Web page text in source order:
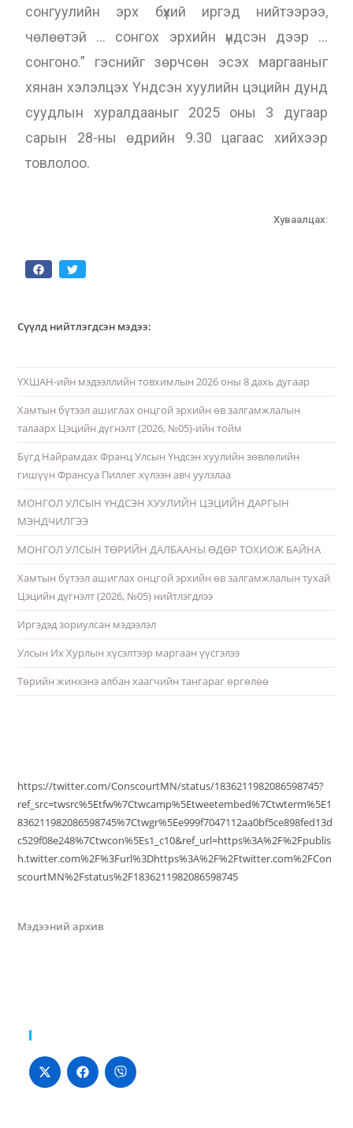
сонгуулийн эрх бүхий иргэд нийтээрээ,
чөлөөтэй … сонгох эрхийн үндсэн дээр …
сонгоно.” гэснийг зөрчсөн эсэх маргааныг
хянан хэлэлцэх Үндсэн хуулийн цэцийн дунд
суудлын хуралдааныг 2025 оны 3 дугаар
сарын 28-ны өдрийн 9.30 цагаас хийхээр
товлолоо.
Хуваалцах:
Сүүлд нийтлэгдсэн мэдээ:
ҮХШАН-ийн мэдээллийн товхимлын 2026 оны 8 дахь дугаар
Хамтын бүтээл ашиглах онцгой эрхийн өв залгамжлалын
талаарх Цэцийн дүгнэлт (2026, №05)-ийн тойм
Бүгд Найрамдах Франц Улсын Үндсэн хуулийн зөвлөлийн
гишүүн Франсуа Пиллег хүлээн авч уулзлаа
МОНГОЛ УЛСЫН ҮНДСЭН ХУУЛИЙН ЦЭЦИЙН ДАРГЫН
МЭНДЧИЛГЭЭ
МОНГОЛ УЛСЫН ТӨРИЙН ДАЛБААНЫ ӨДӨР ТОХИОЖ БАЙНА
Хамтын бүтээл ашиглах онцгой эрхийн өв залгамжлалын тухай
Цэцийн дүгнэлт (2026, №05) нийтлэгдлээ
Иргэдэд зориулсан мэдээлэл
Улсын Их Хурлын хүсэлтээр маргаан үүсгэлээ
Төрийн жинхэнэ албан хаагчийн тангараг өргөлөө
https://twitter.com/ConscourtMN/status/1836211982086598745?
ref_src=twsrc%5Etfw%7Ctwcamp%5Etweetembed%7Ctwterm%5E1
836211982086598745%7Ctwgr%5Ee999f7047112aa0bf5ce898fed13d
c529f08e248%7Ctwcon%5Es1_c10&ref_url=https%3A%2F%2Fpublis
h.twitter.com%2F%3Furl%3Dhttps%3A%2F%2Ftwitter.com%2FCon
scourtMN%2Fstatus%2F1836211982086598745
Мэдээний архив